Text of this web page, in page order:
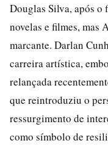
Douglas Silva, após o
novelas e filmes, mas
marcante. Darlan
carreira artística,
relançada
que reintroduziu o
ressurgimento de
como símbolo de